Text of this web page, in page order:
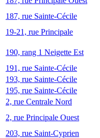
187, rue Sainte-Cécile
19-21, rue Principale
190, rang 1 Neigette Est
191, rue Sainte-Cécile
193, rue Sainte-Cécile
195, rue Sainte-Cécile
2, rue Centrale Nord
2, rue Principale Ouest
203, rue Saint-Cyprien